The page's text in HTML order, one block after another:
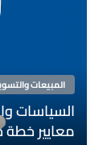
المبيعات
السياسات
معايير خطة